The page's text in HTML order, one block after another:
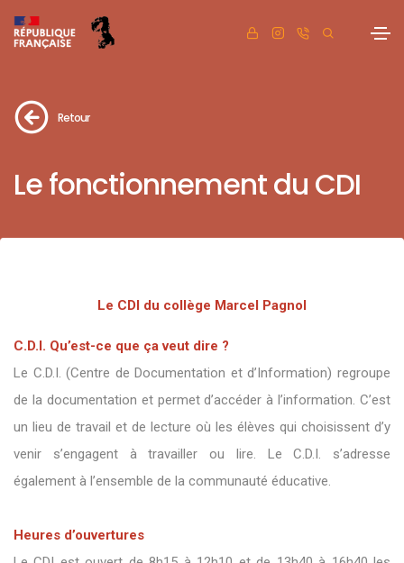
Retour
Le fonctionnement du CDI
Le CDI du collège Marcel Pagnol
C.D.I. Qu’est-ce que ça veut dire ?
Le C.D.I. (Centre de Documentation et d’Information) regroupe
de la documentation et permet d’accéder à l’information. C’est
un lieu de travail et de lecture où les élèves qui choisissent d’y
venir s’engagent à travailler ou lire. Le C.D.I. s’adresse
également à l’ensemble de la communauté éducative.
Heures d’ouvertures